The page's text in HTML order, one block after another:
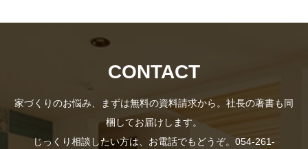
CONTACT
家づくりのお悩み、まずは無料の資料請求から。社長の著書も同
梱してお届けします。
じっくり相談したい方は、お電話でもどうぞ。054-261-